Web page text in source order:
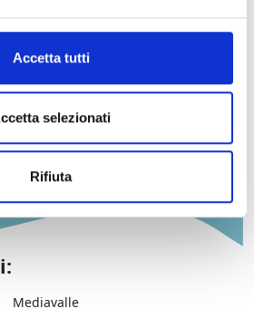
Accetta tutti
selezionati
Rifiuta
D'AUTORE – 3^ edizione
Il Ciocco Resort & Spa –
10 dicembre 2016,
Mediavalle